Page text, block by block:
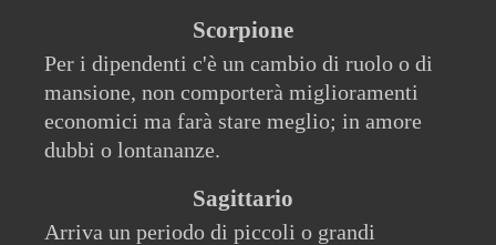
Scorpione
Per i dipendenti c'è un cambio di ruolo o di
mansione, non comporterà miglioramenti
economici ma farà stare meglio; in amore
dubbi o lontananze.
Sagittario
Arriva un periodo di piccoli o grandi